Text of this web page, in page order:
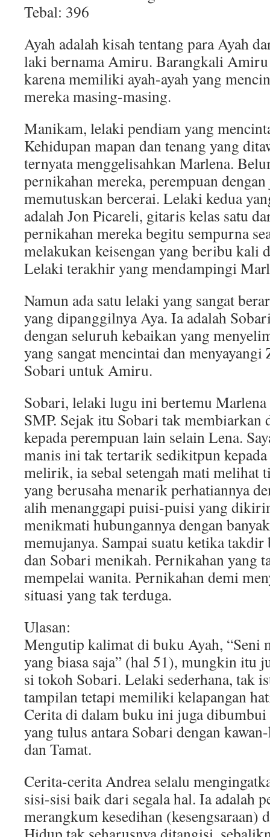
Tebal: 396
Ayah adalah kisah tentang para Ayah
laki bernama Amiru. Barangkali
karena memiliki ayah-ayah yang
mereka masing-masing.
Manikam, lelaki pendiam yang
Kehidupan mapan dan tenang yang
ternyata menggelisahkan Marlena.
pernikahan mereka, perempuan
memutuskan bercerai. Lelaki kedua
adalah Jon Picareli, gitaris kelas satu
pernikahan mereka begitu sempurna
melakukan keisengan yang beribu kali
Lelaki terakhir yang mendampingi
Namun ada satu lelaki yang sangat
yang dipanggilnya Aya. Ia adalah
dengan seluruh kebaikan yang
yang sangat mencintai dan
Sobari untuk Amiru.
Sobari, lelaki lugu ini bertemu
SMP. Sejak itu Sobari tak membiarkan
kepada perempuan lain selain Lena.
manis ini tak tertarik sedikitpun
melirik, ia sebal setengah mati melihat
yang berusaha menarik perhatiannya
alih menanggapi puisi-puisi yang
menikmati hubungannya dengan
memujanya. Sampai suatu ketika
dan Sobari menikah. Pernikahan yang
mempelai wanita. Pernikahan demi
situasi yang tak terduga.
Ulasan:
Mengutip kalimat di buku Ayah, “Seni
yang biasa saja” (hal 51), mungkin itu
si tokoh Sobari. Lelaki sederhana, tak
tampilan tetapi memiliki kelapangan
Cerita di dalam buku ini juga dibumbui
yang tulus antara Sobari dengan
dan Tamat.
Cerita-cerita Andrea selalu
sisi-sisi baik dari segala hal. Ia adalah
merangkum kesedihan (kesengsaraan)